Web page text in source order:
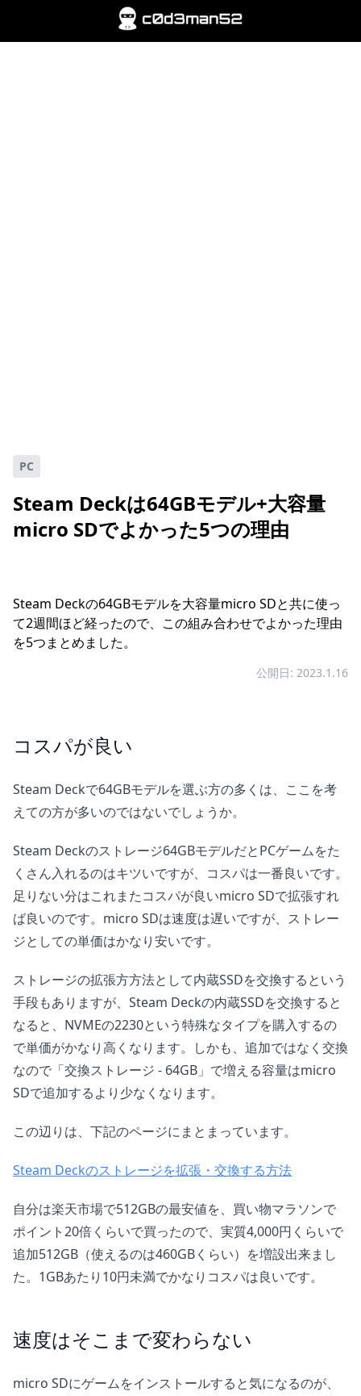
PC
Steam Deckは64GBモデル+大容量
micro SDでよかった5つの理由
Steam Deckの64GBモデルを大容量micro SDと共に使っ
て2週間ほど経ったので、この組み合わせでよかった理由
を5つまとめました。
公開日: 2023.1.16
コスパが良い
Steam Deckで64GBモデルを選ぶ方の多くは、ここを考
えての方が多いのではないでしょうか。
Steam Deckのストレージ64GBモデルだとPCゲームをた
くさん入れるのはキツいですが、コスパは一番良いです。
足りない分はこれまたコスパが良いmicro SDで拡張すれ
ば良いのです。micro SDは速度は遅いですが、ストレー
ジとしての単価はかなり安いです。
ストレージの拡張方方法として内蔵SSDを交換するという
手段もありますが、Steam Deckの内蔵SSDを交換すると
なると、NVMEの2230という特殊なタイプを購入するの
で単価がかなり高くなります。しかも、追加ではなく交換
なので「交換ストレージ - 64GB」で増える容量はmicro
SDで追加するより少なくなります。
この辺りは、下記のページにまとまっています。
Steam Deckのストレージを拡張・交換する方法
自分は楽天市場で512GBの最安値を、買い物マラソンで
ポイント20倍くらいで買ったので、実質4,000円くらいで
追加512GB（使えるのは460GBくらい）を増設出来まし
た。1GBあたり10円未満でかなりコスパは良いです。
速度はそこまで変わらない
micro SDにゲームをインストールすると気になるのが、